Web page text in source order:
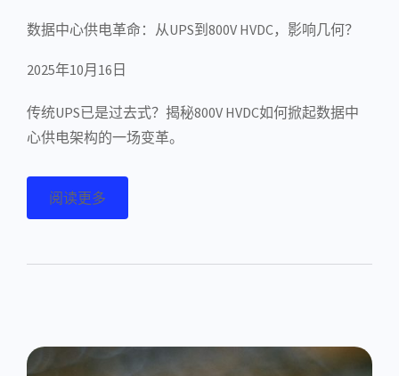
数据中心供电革命：从UPS到800V HVDC，影响几何？
2025年10月16日
传统UPS已是过去式？揭秘800V HVDC如何掀起数据中
心供电架构的一场变革。
阅读更多